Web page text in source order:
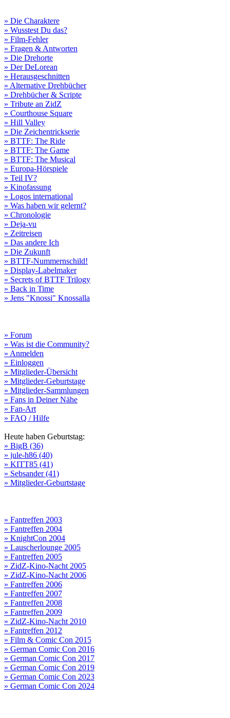
» Die Charaktere
» Wusstest Du das?
» Film-Fehler
» Fragen & Antworten
» Die Drehorte
» Der DeLorean
» Herausgeschnitten
» Alternative Drehbücher
» Drehbücher & Scripte
» Tribute an ZidZ
» Courthouse Square
» Hill Valley
» Die Zeichentrickserie
» BTTF: The Ride
» BTTF: The Game
» BTTF: The Musical
» Europa-Hörspiele
» Teil IV?
» Kinofassung
» Logos international
» Was haben wir gelernt?
» Chronologie
» Deja-vu
» Zeitreisen
» Das andere Ich
» Die Zukunft
» BTTF-Nummernschild!
» Display-Labelmaker
» Secrets of BTTF Trilogy
» Back in Time
» Jens "Knossi" Knossalla
» Forum
» Was ist die Community?
» Anmelden
» Einloggen
» Mitglieder-Übersicht
» Mitglieder-Geburtstage
» Mitglieder-Sammlungen
» Fans in Deiner Nähe
» Fan-Art
» FAQ / Hilfe
Heute haben Geburtstag:
» BigB (36)
» jule-h86 (40)
» KITT85 (41)
» Sebsander (41)
» Mitglieder-Geburtstage
» Fantreffen 2003
» Fantreffen 2004
» KnightCon 2004
» Lauscherlounge 2005
» Fantreffen 2005
» ZidZ-Kino-Nacht 2005
» ZidZ-Kino-Nacht 2006
» Fantreffen 2006
» Fantreffen 2007
» Fantreffen 2008
» Fantreffen 2009
» ZidZ-Kino-Nacht 2010
» Fantreffen 2012
» Film & Comic Con 2015
» German Comic Con 2016
» German Comic Con 2017
» German Comic Con 2019
» German Comic Con 2023
» German Comic Con 2024